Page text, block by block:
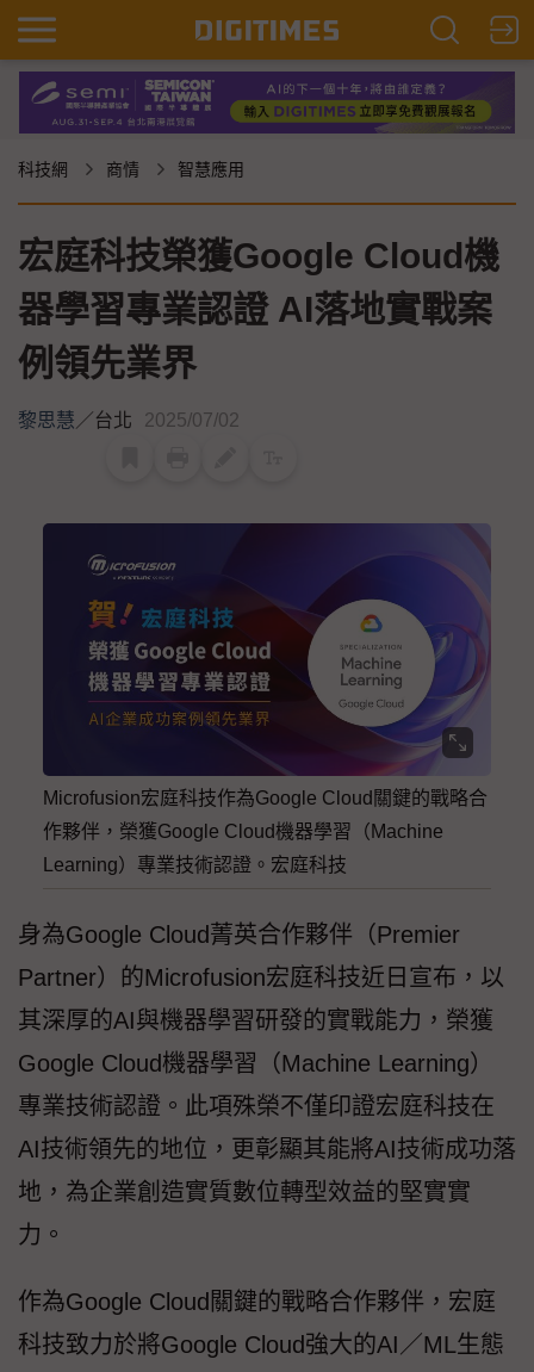
科技網 商情 智慧應用
宏庭科技榮獲Google Cloud機
器學習專業認證 AI落地實戰案
例領先業界
黎思慧 ／台北 2025/07/02
Microfusion宏庭科技作為Google Cloud關鍵的戰略合
作夥伴，榮獲Google Cloud機器學習（Machine
Learning）專業技術認證。宏庭科技
身為Google Cloud菁英合作夥伴（Premier
Partner）的Microfusion宏庭科技近日宣布，以
其深厚的AI與機器學習研發的實戰能力，榮獲
Google Cloud機器學習（Machine Learning）
專業技術認證。此項殊榮不僅印證宏庭科技在
AI技術領先的地位，更彰顯其能將AI技術成功落
地，為企業創造實質數位轉型效益的堅實實
力。
作為Google Cloud關鍵的戰略合作夥伴，宏庭
科技致力於將Google Cloud強大的AI／ML生態